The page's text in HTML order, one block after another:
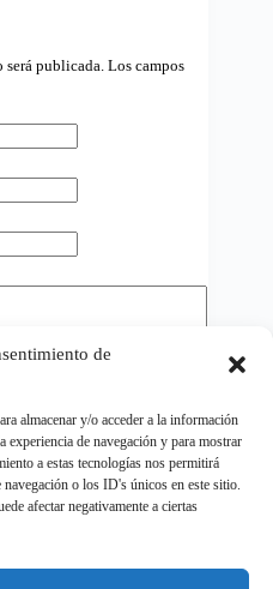
de
almacenar y/o acceder a la información
de navegación y para mostrar
a estas tecnologías nos permitirá
o los ID's únicos en este sitio.
afectar negativamente a ciertas
será publicada. Los campos